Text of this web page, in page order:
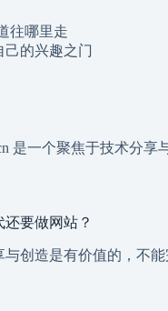
往哪里走
己的兴趣之门
是一个聚焦于技术分享
要做网站？
与创造是有价值的，不